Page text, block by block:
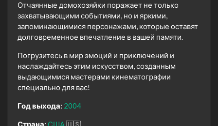
Отчаянные домохозяйки поражает не только
захватывающими событиями, но и яркими,
запоминающимися персонажами, которые оставят
долговременное впечатление в вашей памяти.
Погрузитесь в мир эмоций и приключений и
наслаждайтесь этим искусством, созданным
выдающимися мастерами кинематографии
специально для вас!
Год выхода: 2004
Страна: США 🇺🇸